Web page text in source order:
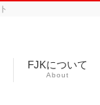
FJKについて
About